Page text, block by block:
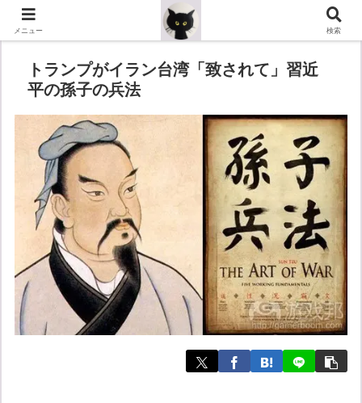
トランプがイラン台湾「致されて」習近
平の孫子の兵法
メニュー 検索